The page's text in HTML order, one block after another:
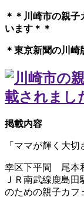
＊＊川崎市の親
います＊＊
＊東京新聞の川崎
掲載内容
「ママが輝く大切
幸区下平間 尾本
ＪＲ南武線鹿島
のための親子カフ